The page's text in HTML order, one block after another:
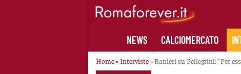
NEWS CALCIOMERCATO
Home»Interviste» Ranieri su Pellegrini: “Per